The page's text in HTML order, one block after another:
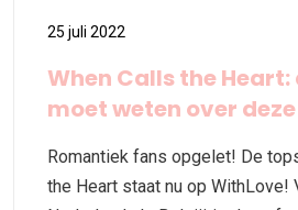
25 juli 2022
When Calls the
moet weten over
Romantiek fans opgelet! De
the Heart staat nu op WithLove!